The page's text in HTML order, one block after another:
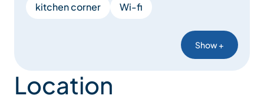
kitchen corner
Wi-fi
Show +
Location